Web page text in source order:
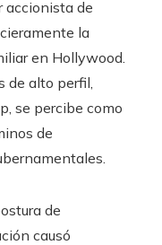
accionista de
la
en Hollywood.
de alto perfil,
se percibe como
de
de
causó